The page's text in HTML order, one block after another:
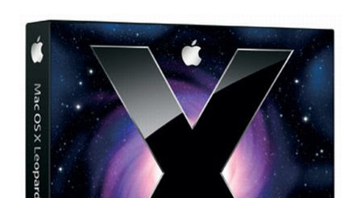
copia gratuita per 1 anno Adobe Reader Get Adobe Acrobat
e Adobe Reader Cartella tutte le versioni Adobe Reader da
scaricare offline Microsoft 365 Accedere ad area riservata
Microsoft 365 Scarica Office (365 o versione unica) dal Sito
Microsoft Windows 365 VideoLAN VLC Video Player Pagina
di Download di VLC Pix Resizer for Windows Pagina
dell'autore del progr...